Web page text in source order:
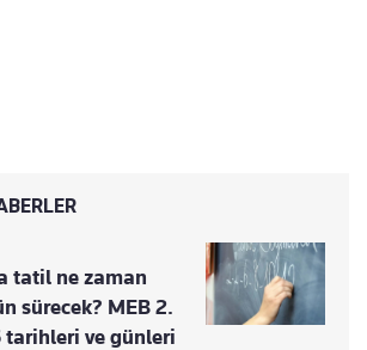
tatil ne zaman
sürecek? MEB 2.
ve günleri